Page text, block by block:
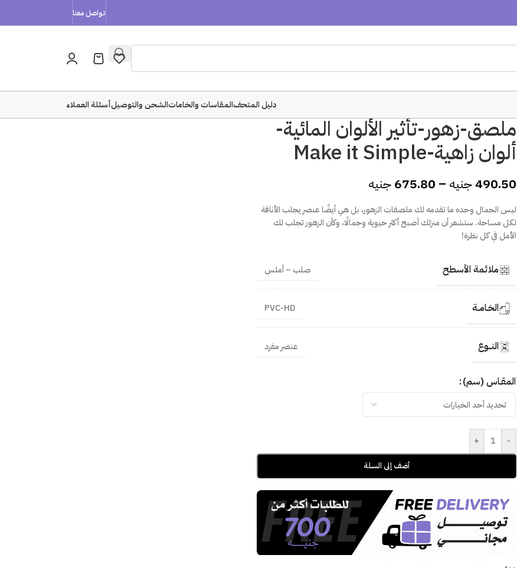
تواصل معنا
دليل المتحفالمقاسات والخاماتالشحن والتوصيلأسئلة العملاء
ملصق-زهور-تأثير الألوان المائية-
ألوان زاهية-Make it Simple
490.50جنيه –
675.80جنيه
ليس الجمال وحده ما تقدمه لك ملصقات الزهور، بل هي أيضًا عنصر يجلب الأناقة
لكل مساحة. ستشعر أن منزلك أصبح أكثر حيوية وجمالًا، وكأن الزهور تجلب لك
الأمل في كل نظرة!
ملائمة الأسطح صلب – أملس
الخـامــة PVC-HD
النــوع عنصر مفرد
المقـاس (سم)
-
+
أضف إلى السلة